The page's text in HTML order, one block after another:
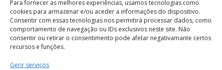
Para fornecer as melhores experiências, usamos tecnologias como
cookies para armazenar e/ou aceder a informações do dispositivo.
Consentir com essas tecnologias nos permitirá processar dados, como
comportamento de navegação ou IDs exclusivos neste site. Não
consentir ou retirar o consentimento pode afetar negativamante certos
recursos e funções.
Gerir serviços
Termos e Condições